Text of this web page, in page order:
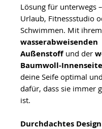
Lösung für unterwegs
Urlaub, Fitnessstudio
Schwimmen. Mit ihrem
wasserabweisenden
Außenstoffund der
Baumwoll-Innenseite
deine Seife optimal
dafür, dass sie immer
ist.
Durchdachtes